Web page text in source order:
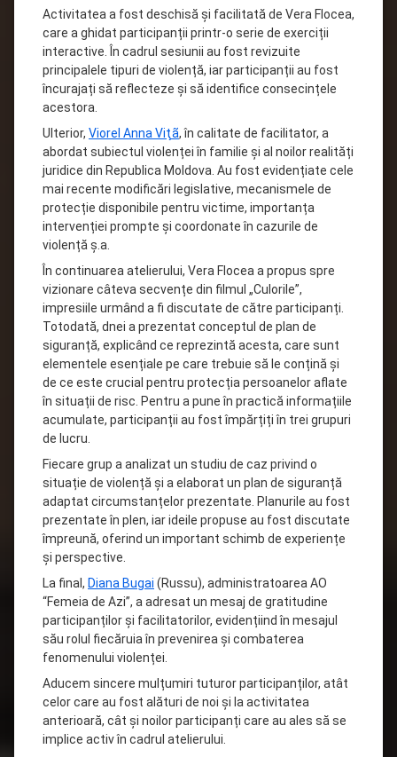
Activitatea a fost deschisă și facilitată de Vera Flocea,
care a ghidat participanții printr-o serie de exerciții
interactive. În cadrul sesiunii au fost revizuite
principalele tipuri de violență, iar participanții au fost
încurajați să reflecteze și să identifice consecințele
acestora.
Ulterior, Viorel Anna Viţã, în calitate de facilitator, a
abordat subiectul violenței în familie și al noilor realități
juridice din Republica Moldova. Au fost evidențiate cele
mai recente modificări legislative, mecanismele de
protecție disponibile pentru victime, importanța
intervenției prompte și coordonate în cazurile de
violență ș.a.
În continuarea atelierului, Vera Flocea a propus spre
vizionare câteva secvențe din filmul „Culorile”,
impresiile urmând a fi discutate de către participanți.
Totodată, dnei a prezentat conceptul de plan de
siguranță, explicând ce reprezintă acesta, care sunt
elementele esențiale pe care trebuie să le conțină și
de ce este crucial pentru protecția persoanelor aflate
în situații de risc. Pentru a pune în practică informațiile
acumulate, participanții au fost împărțiți în trei grupuri
de lucru.
Fiecare grup a analizat un studiu de caz privind o
situație de violență și a elaborat un plan de siguranță
adaptat circumstanțelor prezentate. Planurile au fost
prezentate în plen, iar ideile propuse au fost discutate
împreună, oferind un important schimb de experiențe
și perspective.
La final, Diana Bugai (Russu), administratoarea AO
“Femeia de Azi”, a adresat un mesaj de gratitudine
participanților și facilitatorilor, evidențiind în mesajul
său rolul fiecăruia în prevenirea și combaterea
fenomenului violenței.
Aducem sincere mulțumiri tuturor participanților, atât
celor care au fost alături de noi și la activitatea
anterioară, cât și noilor participanți care au ales să se
implice activ în cadrul atelierului.